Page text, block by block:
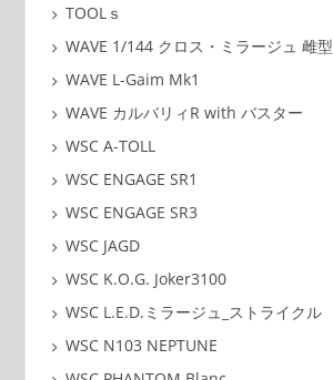
TOOLｓ
WAVE 1/144 クロス・ミラージュ 雌型
WAVE L-Gaim Mk1
WAVE カルバリィR with バスター
WSC A-TOLL
WSC ENGAGE SR1
WSC ENGAGE SR3
WSC JAGD
WSC K.O.G. Joker3100
WSC L.E.D.ミラージュ_ストライクル
WSC N103 NEPTUNE